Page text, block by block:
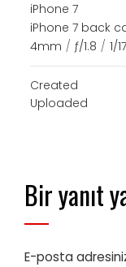
iPhone 7
iPhone 7 back
4mm / ƒ/1.8 / 1/
Created
Uploaded
Bir yanıt
E-posta